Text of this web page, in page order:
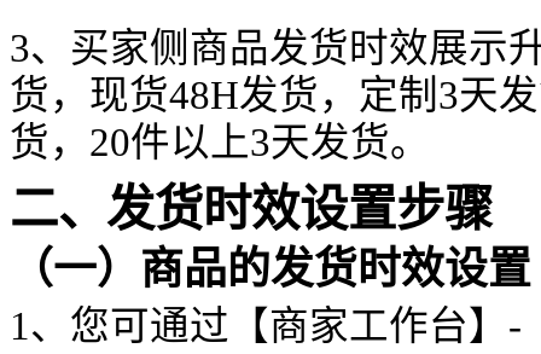
3、买家侧商品发货时效展示
货，现货48H发货，定制3天
货，20件以上3天发货。
二、发货时效设置步骤
（一）商品的发货时效设置
1、您可通过【商家工作台】